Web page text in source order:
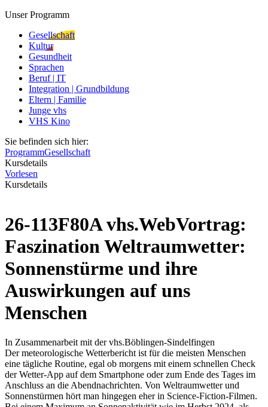
Unser Programm
Gesellschaft
Kultur
Gesundheit
Sprachen
Beruf | IT
Integration | Grundbildung
Eltern | Familie
Junge vhs
VHS Kino
Sie befinden sich hier:
ProgrammGesellschaft
Kursdetails
Vorlesen
Kursdetails
26-113F80A vhs.WebVortrag:
Faszination Weltraumwetter:
Sonnenstürme und ihre
Auswirkungen auf uns
Menschen
In Zusammenarbeit mit der vhs.Böblingen-Sindelfingen
Der meteorologische Wetterbericht ist für die meisten Menschen
eine tägliche Routine, egal ob morgens mit einem schnellen Check
der Wetter-App auf dem Smartphone oder zum Ende des Tages im
Anschluss an die Abendnachrichten. Von Weltraumwetter und
Sonnenstürmen hört man hingegen eher in Science-Fiction-Filmen.